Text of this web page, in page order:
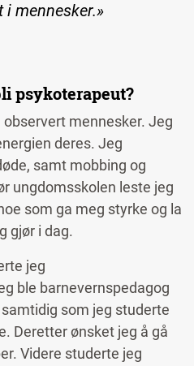
mennesker.»
psykoterapeut?
mennesker. Jeg
deres. Jeg
samt mobbing og
ungdomsskolen leste jeg
som ga meg styrke og la
gjør i dag.
jeg
ble barnevernspedagog
som jeg studerte
Deretter ønsket jeg å gå
Videre studerte jeg